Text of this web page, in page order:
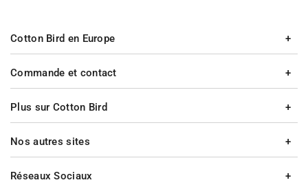
Commande et contact
Plus sur Cotton Bird
Cotton Bird en Europe
Nos autres sites
Réseaux Sociaux